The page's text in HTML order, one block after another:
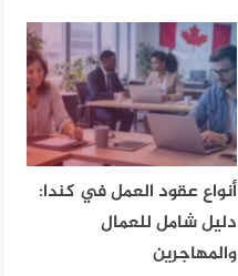
أنواع عقود العمل في كندا:
دليل شامل للعمال
والمهاجرين